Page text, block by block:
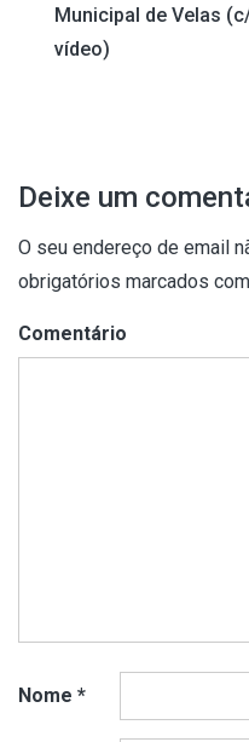
artigos
Municipal de Velas
vídeo)
Deixe um
O seu endereço de email
obrigatórios marcados com
Comentário
Nome *